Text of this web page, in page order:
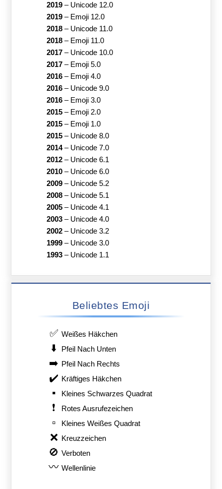
2019– Unicode 12.0
2019– Emoji 12.0
2018– Unicode 11.0
2018– Emoji 11.0
2017– Unicode 10.0
2017– Emoji 5.0
2016– Emoji 4.0
2016– Unicode 9.0
2016– Emoji 3.0
2015– Emoji 2.0
2015– Emoji 1.0
2015– Unicode 8.0
2014– Unicode 7.0
2012– Unicode 6.1
2010– Unicode 6.0
2009– Unicode 5.2
2008– Unicode 5.1
2005– Unicode 4.1
2003– Unicode 4.0
2002– Unicode 3.2
1999– Unicode 3.0
1993– Unicode 1.1
Beliebtes Emoji
✅ Weißes Häkchen
⬇️ Pfeil Nach Unten
➡️ Pfeil Nach Rechts
✔️ Kräftiges Häkchen
▪️ Kleines Schwarzes Quadrat
❗ Rotes Ausrufezeichen
▫️ Kleines Weißes Quadrat
❌ Kreuzzeichen
🚫 Verboten
〰️ Wellenlinie